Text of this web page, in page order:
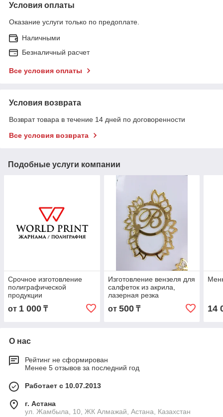
Условия оплаты
Оказание услуги только по предоплате.
Наличными
Безналичный расчет
Все условия оплаты
Условия возврата
Возврат товара в течение 14 дней по договоренности
Все условия возврата
Подобные услуги компании
Срочное изготовление
полиграфической
продукции
от 1 000 ₸
Изготовление вензеля для
салфеток из акрила,
лазерная резка
от 500₸ 14
О нас
Рейтинг не сформирован
Менее 5 отзывов за последний год
Работает с 10.07.2013
г. Астана
ул. Жамбыла, 10, ЖК Алмажай, Астана, Казахстан